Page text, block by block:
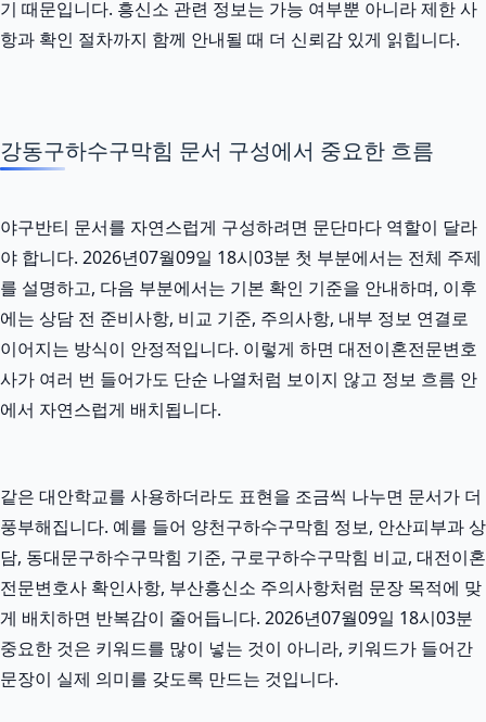
기 때문입니다. 흥신소 관련 정보는 가능 여부뿐 아니라 제한 사
항과 확인 절차까지 함께 안내될 때 더 신뢰감 있게 읽힙니다.
강동구하수구막힘 문서 구성에서 중요한 흐름
야구반티 문서를 자연스럽게 구성하려면 문단마다 역할이 달라
야 합니다. 2026년07월09일 18시03분 첫 부분에서는 전체 주제
를 설명하고, 다음 부분에서는 기본 확인 기준을 안내하며, 이후
에는 상담 전 준비사항, 비교 기준, 주의사항, 내부 정보 연결로
이어지는 방식이 안정적입니다. 이렇게 하면 대전이혼전문변호
사가 여러 번 들어가도 단순 나열처럼 보이지 않고 정보 흐름 안
에서 자연스럽게 배치됩니다.
같은 대안학교를 사용하더라도 표현을 조금씩 나누면 문서가 더
풍부해집니다. 예를 들어 양천구하수구막힘 정보, 안산피부과 상
담, 동대문구하수구막힘 기준, 구로구하수구막힘 비교, 대전이혼
전문변호사 확인사항, 부산흥신소 주의사항처럼 문장 목적에 맞
게 배치하면 반복감이 줄어듭니다. 2026년07월09일 18시03분
중요한 것은 키워드를 많이 넣는 것이 아니라, 키워드가 들어간
문장이 실제 의미를 갖도록 만드는 것입니다.